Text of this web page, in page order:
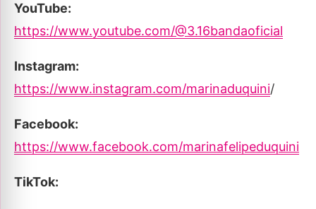
YouTube:
https://www.youtube.com/@3.16bandaoficial
Instagram:
https://www.instagram.com/marinaduquini/
Facebook:
https://www.facebook.com/marinafelipeduquini
TikTok: